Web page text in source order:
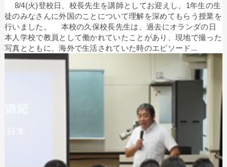
8/4(火)登校日、校長先生を講師としてお迎えし、1年生の生
徒のみなさんに外国のことについて理解を深めてもらう授業を
行いました。 本校の久保校長先生は、過去にオランダの日
本人学校で教員として働かれていたことがあり、現地で撮った
写真とともに、海外で生活されていた時のエピソード...